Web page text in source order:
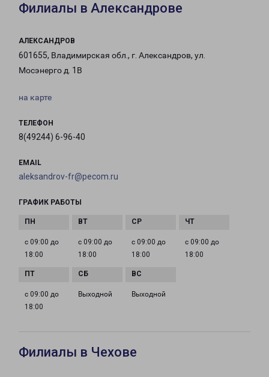
Филиалы в Александрове
АЛЕКСАНДРОВ
601655, Владимирская обл., г. Александров, ул.
Мосэнерго д. 1В
на карте
ТЕЛЕФОН
8(49244) 6-96-40
EMAIL
aleksandrov-fr@pecom.ru
ГРАФИК РАБОТЫ
с 09:00 до
18:00
с 09:00 до
18:00
с 09:00 до
18:00
с 09:00 до
18:00
с 09:00 до
18:00
Выходной Выходной
Филиалы в Чехове